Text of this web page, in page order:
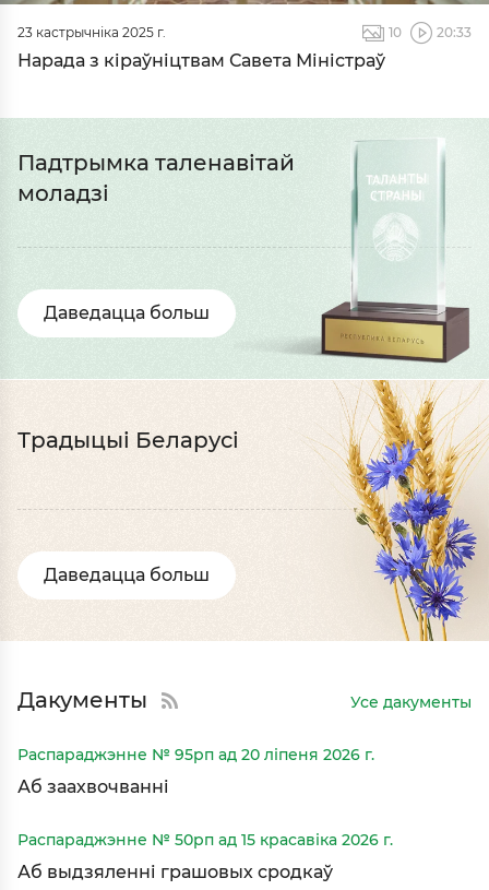
23 кастрычніка 2025 г. 10 20:33
Нарада з кіраўніцтвам Савета Міністраў
Падтрымка таленавітай
моладзі
Даведацца больш
Традыцыі Беларусі
Даведацца больш
Дакументы Усе дакументы
Распараджэнне № 95рп ад 20 ліпеня 2026 г.
Аб заахвочванні
Распараджэнне № 50рп ад 15 красавіка 2026 г.
Аб выдзяленні грашовых сродкаў